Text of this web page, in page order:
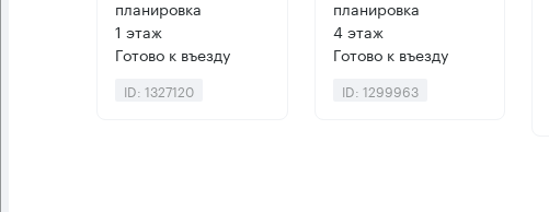
планировка
1 этаж
Готово к въезду
ID: 1327120
планировка
4 этаж
Готово к въезду
ID: 1299963